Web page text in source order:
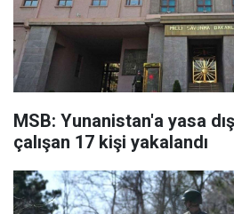
MSB: Yunanistan'a yasa
çalışan 17 kişi yakalandı